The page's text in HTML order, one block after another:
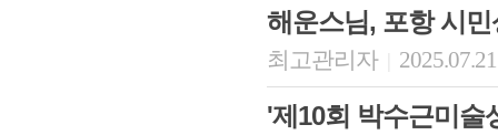
해운스님, 포항 시
최고관리자
'제10회 박수근미술